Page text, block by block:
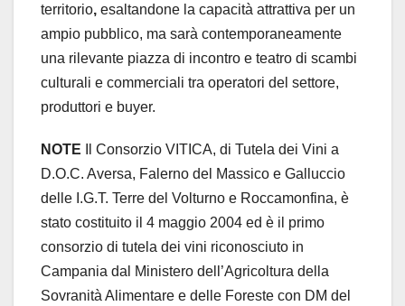
territorio, esaltandone la capacità attrattiva per un
ampio pubblico, ma sarà contemporaneamente
una rilevante piazza di incontro e teatro di scambi
culturali e commerciali tra operatori del settore,
produttori e buyer.
NOTE
Il Consorzio VITICA, di Tutela dei Vini a
D.O.C. Aversa, Falerno del Massico e Galluccio
delle I.G.T. Terre del Volturno e Roccamonfina, è
stato costituito il 4 maggio 2004 ed è il primo
consorzio di tutela dei vini riconosciuto in
Campania dal Ministero dell’Agricoltura della
Sovranità Alimentare e delle Foreste con DM del